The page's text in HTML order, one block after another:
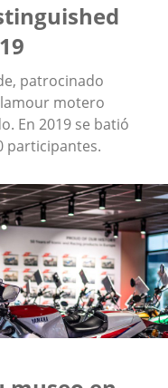
patrocinado
motero
En 2019 se batió
participantes.